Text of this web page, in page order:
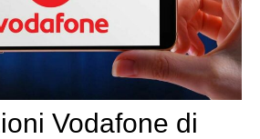
Vodafone di